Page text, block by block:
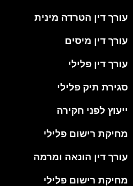
עורך דין הטרדה מינית
עורך דין מיסים
עורך דין פלילי
סגירת תיק פלילי
ייעוץ לפני חקירה
מחיקת רישום פלילי
עורך דין הונאה ומרמה
מחיקת רישום פלילי